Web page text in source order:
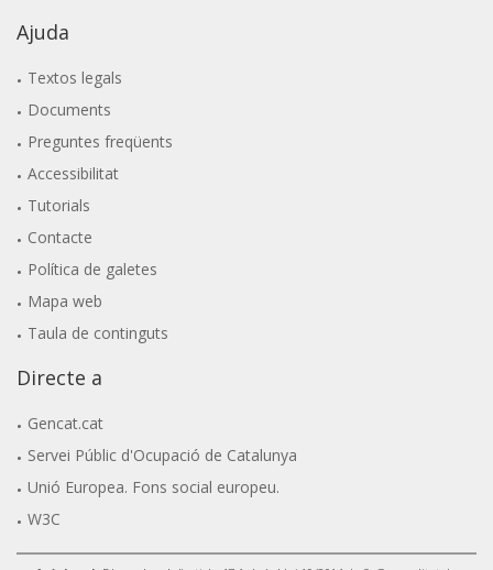
Ajuda
Textos legals
Documents
Preguntes freqüents
Accessibilitat
Tutorials
Contacte
Política de galetes
Mapa web
Taula de continguts
Directe a
Gencat.cat
Servei Públic d'Ocupació de Catalunya
Unió Europea. Fons social europeu.
W3C